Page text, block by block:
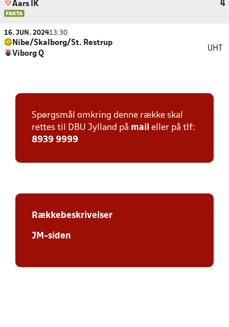
Aars IK
4
16. JUN. 202413:30
Nibe/Skalborg/St. Restrup
Viborg Q
UHT
Spørgsmål omkring denne række skal
rettes til DBU Jylland på mail eller på tlf:
8939 9999
Rækkebeskrivelser
JM-siden